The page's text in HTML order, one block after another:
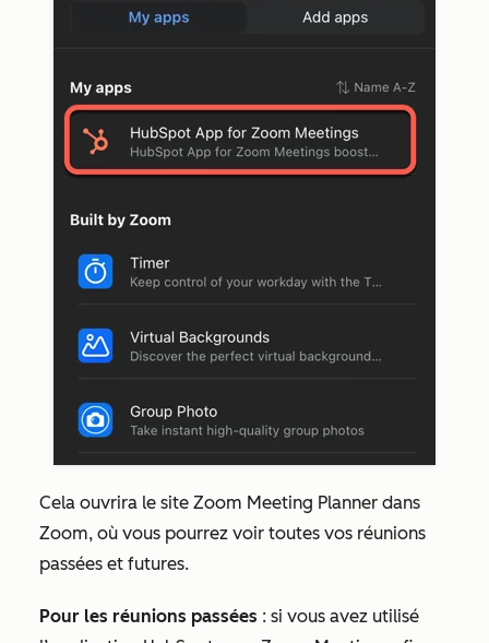
Cela ouvrira le site Zoom Meeting Planner dans
Zoom, où vous pourrez voir toutes vos réunions
passées et futures.
Pour les réunions passées : si vous avez utilisé